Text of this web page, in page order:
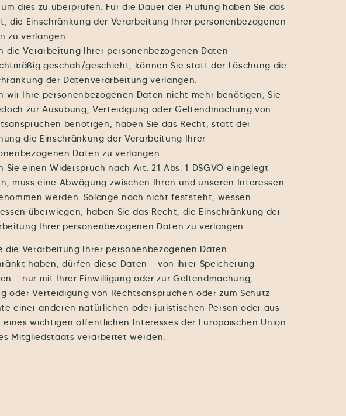
dies zu überprüfen. Für die Dauer der Prüfung haben Sie das
die Einschränkung der Verarbeitung Ihrer personenbezogenen
zu verlangen.
die Verarbeitung Ihrer personenbezogenen Daten
geschah/geschieht, können Sie statt der Löschung die
der Datenverarbeitung verlangen.
wir Ihre personenbezogenen Daten nicht mehr benötigen, Sie
zur Ausübung, Verteidigung oder Geltendmachung von
benötigen, haben Sie das Recht, statt der
die Einschränkung der Verarbeitung Ihrer
Daten zu verlangen.
Sie einen Widerspruch nach Art. 21 Abs. 1 DSGVO eingelegt
muss eine Abwägung zwischen Ihren und unseren Interessen
werden. Solange noch nicht feststeht, wessen
überwiegen, haben Sie das Recht, die Einschränkung der
Ihrer personenbezogenen Daten zu verlangen.
die Verarbeitung Ihrer personenbezogenen Daten
haben, dürfen diese Daten – von ihrer Speicherung
– nur mit Ihrer Einwilligung oder zur Geltendmachung,
oder Verteidigung von Rechtsansprüchen oder zum Schutz
einer anderen natürlichen oder juristischen Person oder aus
eines wichtigen öffentlichen Interesses der Europäischen Union
Mitgliedstaats verarbeitet werden.